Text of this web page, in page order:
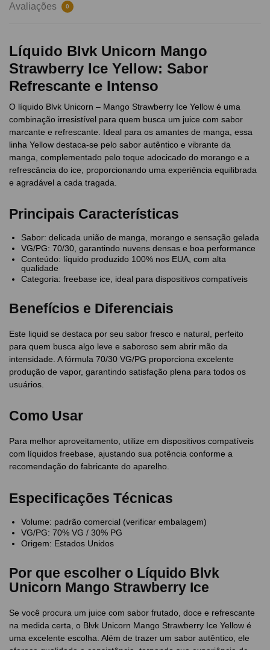
Avaliações 0
Líquido Blvk Unicorn Mango
Strawberry Ice Yellow: Sabor
Refrescante e Intenso
O líquido Blvk Unicorn – Mango Strawberry Ice Yellow é uma
combinação irresistível para quem busca um juice com sabor
marcante e refrescante. Ideal para os amantes de manga, essa
linha Yellow destaca-se pelo sabor autêntico e vibrante da
manga, complementado pelo toque adocicado do morango e a
refrescância do ice, proporcionando uma experiência equilibrada
e agradável a cada tragada.
Principais Características
Sabor: delicada união de manga, morango e sensação gelada
VG/PG: 70/30, garantindo nuvens densas e boa performance
Conteúdo: líquido produzido 100% nos EUA, com alta
qualidade
Categoria: freebase ice, ideal para dispositivos compatíveis
Benefícios e Diferenciais
Este liquid se destaca por seu sabor fresco e natural, perfeito
para quem busca algo leve e saboroso sem abrir mão da
intensidade. A fórmula 70/30 VG/PG proporciona excelente
produção de vapor, garantindo satisfação plena para todos os
usuários.
Como Usar
Para melhor aproveitamento, utilize em dispositivos compatíveis
com líquidos freebase, ajustando sua potência conforme a
recomendação do fabricante do aparelho.
Especificações Técnicas
Volume: padrão comercial (verificar embalagem)
VG/PG: 70% VG / 30% PG
Origem: Estados Unidos
Por que escolher o Líquido Blvk
Unicorn Mango Strawberry Ice
Se você procura um juice com sabor frutado, doce e refrescante
na medida certa, o Blvk Unicorn Mango Strawberry Ice Yellow é
uma excelente escolha. Além de trazer um sabor autêntico, ele